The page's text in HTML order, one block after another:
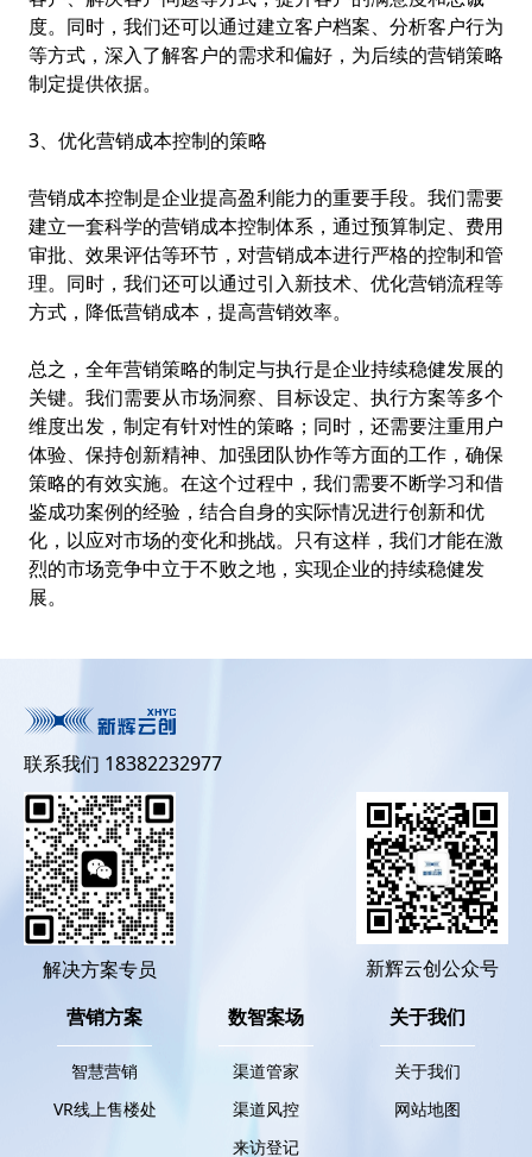
度。同时，我们还可以通过建立客户档案、分析客户行为
等方式，深入了解客户的需求和偏好，为后续的营销策略
制定提供依据。
3、优化营销成本控制的策略
营销成本控制是企业提高盈利能力的重要手段。我们需要
建立一套科学的营销成本控制体系，通过预算制定、费用
审批、效果评估等环节，对营销成本进行严格的控制和管
理。同时，我们还可以通过引入新技术、优化营销流程等
方式，降低营销成本，提高营销效率。
总之，全年营销策略的制定与执行是企业持续稳健发展的
关键。我们需要从市场洞察、目标设定、执行方案等多个
维度出发，制定有针对性的策略；同时，还需要注重用户
体验、保持创新精神、加强团队协作等方面的工作，确保
策略的有效实施。在这个过程中，我们需要不断学习和借
鉴成功案例的经验，结合自身的实际情况进行创新和优
化，以应对市场的变化和挑战。只有这样，我们才能在激
烈的市场竞争中立于不败之地，实现企业的持续稳健发
展。
联系我们 18382232977
解决方案专员
新辉云创公众号
营销方案
智慧营销
VR线上售楼处
数智案场
渠道管家
渠道风控
来访登记
关于我们
关于我们
网站地图